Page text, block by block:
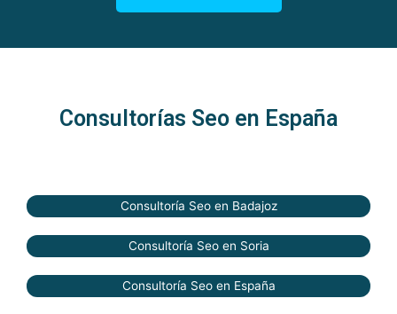
Consultorías Seo en España
Consultoría Seo en Badajoz
Consultoría Seo en Soria
Consultoría Seo en España